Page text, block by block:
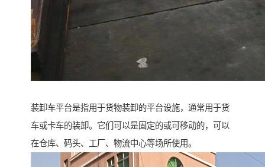
装卸车平台是指用于货物装卸的平台设施，通常用于货
车或卡车的装卸。它们可以是固定的或可移动的，可以
在仓库、码头、工厂、物流中心等场所使用。